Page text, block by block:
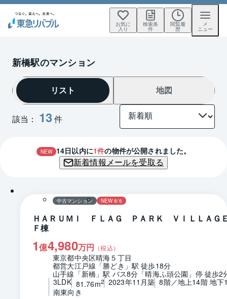
お気に
入り
検索条
件
閲覧履
歴
メ
ニュー
新橋駅のマンション
該当： 13件
リスト 地図
NEW 14日以内に1件の物件が公開されました。
新着情報メールを受取る
中古マンション NEW 8/6
ＨＡＲＵＭＩ ＦＬＡＧ ＰＡＲＫ ＶＩＬＬＡ
Ｆ棟
1億4,980万円 （税込）
東京都中央区晴海５丁目
都営大江戸線「勝どき」駅 徒歩18分
山手線「新橋」駅 バス8分「晴海ふ頭公園」停 徒歩2
3LDK 81.76m2 2023年11月築 8階／地上14階 地下
南東向き